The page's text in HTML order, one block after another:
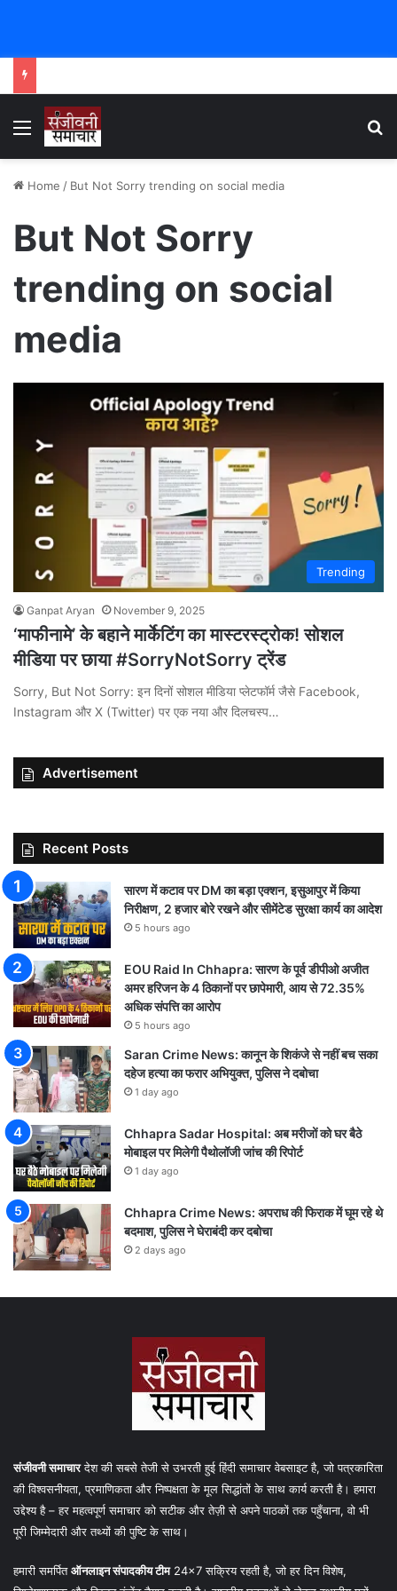
Menu
Home / But Not Sorry trending on social media
But Not Sorry
trending on social
media
Trending
Ganpat Aryan November 9, 2025
‘माफीनामे’ के बहाने मार्केटिंग का मास्टरस्ट्रोक! सोशल
मीडिया पर छाया #SorryNotSorry ट्रेंड
Sorry, But Not Sorry: इन दिनों सोशल मीडिया प्लेटफॉर्म जैसे Facebook,
Instagram और X (Twitter) पर एक नया और दिलचस्प…
Advertisement
Recent Posts
सारण में कटाव पर DM का बड़ा एक्शन, इसुआपुर में किया
निरीक्षण, 2 हजार बोरे रखने और सीमेंटेड सुरक्षा कार्य का आदेश
5 hours ago
EOU Raid In Chhapra: सारण के पूर्व डीपीओ अजीत
अमर हरिजन के 4 ठिकानों पर छापेमारी, आय से 72.35%
अधिक संपत्ति का आरोप
5 hours ago
Saran Crime News: कानून के शिकंजे से नहीं बच सका
दहेज हत्या का फरार अभियुक्त, पुलिस ने दबोचा
1 day ago
Chhapra Sadar Hospital: अब मरीजों को घर बैठे
मोबाइल पर मिलेगी पैथोलॉजी जांच की रिपोर्ट
1 day ago
Chhapra Crime News: अपराध की फिराक में घूम रहे थे
बदमाश, पुलिस ने घेराबंदी कर दबोचा
2 days ago
संजीवनी समाचारदेश की सबसे तेजी से उभरती हुई हिंदी समाचार वेबसाइट है, जो पत्रकारिता
की विश्वसनीयता, प्रमाणिकता और निष्पक्षता के मूल सिद्धांतों के साथ कार्य करती है। हमारा
उद्देश्य है – हर महत्वपूर्ण समाचार को सटीक और तेज़ी से अपने पाठकों तक पहुँचाना, वो भी
पूरी जिम्मेदारी और तथ्यों की पुष्टि के साथ।
हमारी समर्पितऑनलाइन संपादकीय टीम24×7 सक्रिय रहती है, जो हर दिन विशेष,